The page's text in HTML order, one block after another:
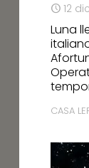
12
Luna
CASA